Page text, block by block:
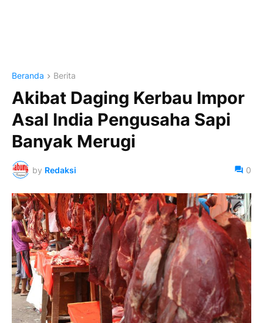
Beranda Berita
Akibat Daging Kerbau Impor
Asal India Pengusaha Sapi
Banyak Merugi
by Redaksi 0